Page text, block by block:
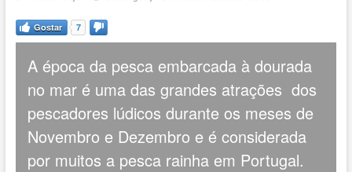
Gostar 7
A época da pesca embarcada à dourada
no mar é uma das grandes atrações dos
pescadores lúdicos durante os meses de
Novembro e Dezembro e é considerada
por muitos a pesca rainha em Portugal.